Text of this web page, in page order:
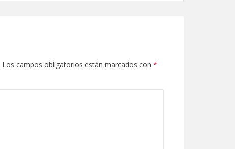
Los campos obligatorios están marcados con *